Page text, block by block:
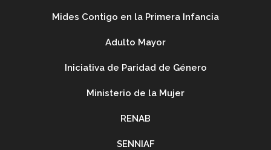
Mides Contigo en la Primera Infancia
Adulto Mayor
Iniciativa de Paridad de Género
Ministerio de la Mujer
RENAB
SENNIAF